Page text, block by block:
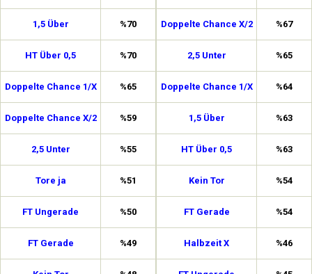
1,5 Über %70
HT Über 0,5 %70
Doppelte Chance 1/X %65
Doppelte Chance X/2 %59
2,5 Unter %55
Tore ja %51
FT Ungerade %50
FT Gerade %49
Doppelte Chance X/2 %67
2,5 Unter %65
Doppelte Chance 1/X %64
1,5 Über %63
HT Über 0,5 %63
Kein Tor %54
FT Gerade %54
Halbzeit X %46